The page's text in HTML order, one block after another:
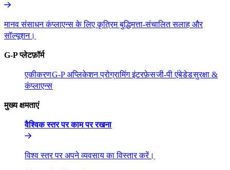
मानव संसाधन कंप्लाएन्स के लिए कृत्रिम बुद्धिमत्ता-संचालित सलाह और
सॉल्यूशन।​​
G-P प्लेटफ़ॉर्म​​
एकीकरण​​G-P अप्लिकेशन प्रोग्रामिंग इंटरफ़ेस​​जी-पी एंबेडेड​​सुरक्षा &
कंप्लाएन्स​​
मुख्य क्षमताएं​​
वैश्विक स्तर पर काम पर रखना​​
विश्व स्तर पर अपने व्यवसाय का विस्तार करें।​​